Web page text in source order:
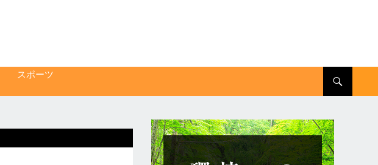
スポーツ